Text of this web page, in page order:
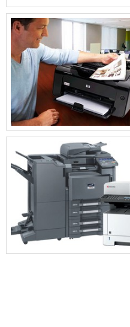
IMPRESSORA SIMPLES
IMPRESSORAS
COLORIDAS A LASER​